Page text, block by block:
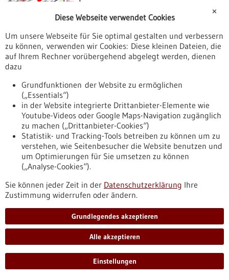
Steigern smartphonebasierte Ersthelfer-
Alarmierungssysteme die Überlebenschancen
Jede Minute zählt, wenn das Herz plötzlich aufhört zu
schlagen oder so ineffektiv pumpt, dass das Gehirn nicht
mehr ausreichend mit Sauerstoff versorgt wird. Die aus
Freiburg koordinierte HEROES Studie untersucht, ob die
Überlebensrate bei außerklinisch Reanimierten steigt, wenn
über die App Region der Lebensretter qualifizierte
Ersthelfende herbeigerufen werden, die frühzeitig
hochwertige Wiederbelebungsmaßnahmen einleiten können.
https://www.gesundheitsindustrie-
bw.de/fachbeitrag/aktuell/steigern-smartphone-basierte-
ersthelfer-alarmierungssysteme-die-ueber-lebenschancen-
Invest BW Innovationsförderung
Förderung durch:Invest BW I WM BW,
✕
Diese Webseite verwendet Cookies
Um unsere Webseite für Sie optimal gestalten und verbessern
zu können, verwenden wir Cookies: Diese kleinen Dateien, die
auf Ihrem Rechner vorübergehend abgelegt werden, dienen
dazu
Grundfunktionen der Website zu ermöglichen
(„Essentials“)
in der Website integrierte Drittanbieter-Elemente wie
Youtube-Videos oder Google Maps-Navigation zugänglich
zu machen („Drittanbieter-Cookies“)
Statistik- und Tracking-Tools betreiben zu können um zu
verstehen, wie Seitenbesucher die Website benutzen und
um Optimierungen für Sie umsetzen zu können
(„Analyse-Cookies“).
Sie können jeder Zeit in der Datenschutzerklärung Ihre
Zustimmung widerrufen oder ändern.
Grundlegendes akzeptieren
Alle akzeptieren
Einstellungen